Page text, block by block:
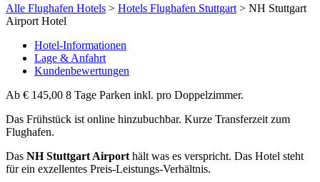
Alle Flughafen Hotels > Hotels Flughafen Stuttgart > NH Stuttgart
Airport Hotel
Hotel-Informationen
Lage & Anfahrt
Kundenbewertungen
Ab € 145,00 8 Tage Parken inkl. pro Doppelzimmer.
Das Frühstück ist online hinzubuchbar. Kurze Transferzeit zum
Flughafen.
Das NH Stuttgart Airporthält was es verspricht. Das Hotel steht
für ein exzellentes Preis-Leistungs-Verhältnis.